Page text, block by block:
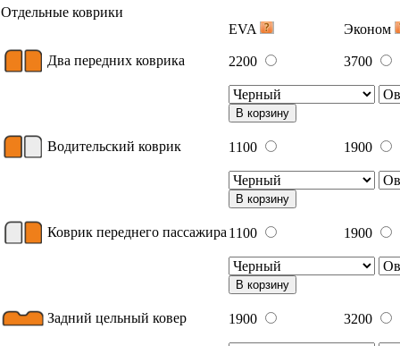
Отдельные коврики
EVA
Эконом
Два передних коврика 2200 3700
В корзину
Водительский коврик 1100 1900
В корзину
Коврик переднего пассажира 1100 1900
В корзину
Задний цельный ковер 1900 3200